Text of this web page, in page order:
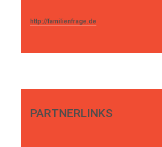
http://familienfrage.de
PARTNERLINKS